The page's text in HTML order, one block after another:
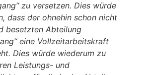
zu versetzen. Dies würde
dass der ohnehin schon nicht
besetzten Abteilung
eine Vollzeitarbeitskraft
Dies würde wiederum zu
Leistungs- und